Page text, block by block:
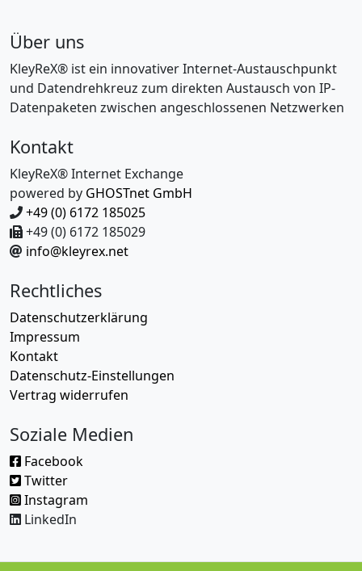
Über uns
KleyReX® ist ein innovativer Internet-Austauschpunkt
und Datendrehkreuz zum direkten Austausch von IP-
Datenpaketen zwischen angeschlossenen Netzwerken
Kontakt
KleyReX® Internet Exchange
powered by GHOSTnet GmbH
+49 (0) 6172 185025
+49 (0) 6172 185029
info@kleyrex.net
Rechtliches
Datenschutzerklärung
Impressum
Kontakt
Datenschutz-Einstellungen
Vertrag widerrufen
Soziale Medien
Facebook
Twitter
Instagram
LinkedIn